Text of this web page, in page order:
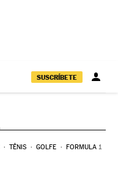
SUSCRÍBETE
TÊNIS GOLFE FORMULA 1